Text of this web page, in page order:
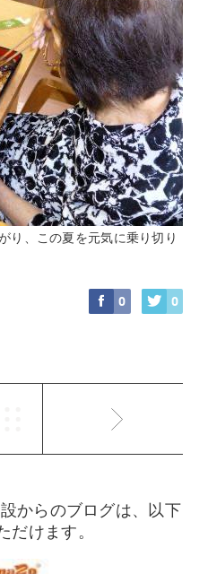
り、この夏を元気に乗り切り
0 0
からのブログは、以下
だけます。